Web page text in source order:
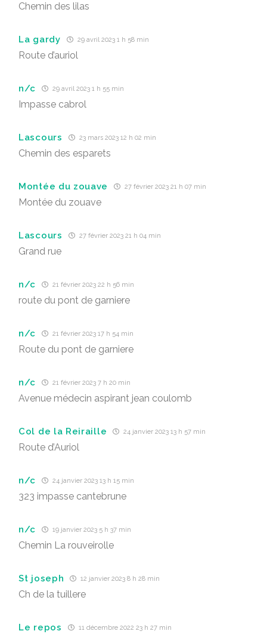
Chemin des lilas
La gardy 29 avril 2023 1 h 58 min
Route d’auriol
n/c 29 avril 2023 1 h 55 min
Impasse cabrol
Lascours 23 mars 2023 12 h 02 min
Chemin des esparets
Montée du zouave 27 février 2023 21 h 07 min
Montée du zouave
Lascours 27 février 2023 21 h 04 min
Grand rue
n/c 21 février 2023 22 h 56 min
route du pont de garniere
n/c 21 février 2023 17 h 54 min
Route du pont de garniere
n/c 21 février 2023 7 h 20 min
Avenue médecin aspirant jean coulomb
Col de la Reiraille 24 janvier 2023 13 h 57 min
Route d’Auriol
n/c 24 janvier 2023 13 h 15 min
323 impasse cantebrune
n/c 19 janvier 2023 5 h 37 min
Chemin La rouveirolle
St joseph 12 janvier 2023 8 h 28 min
Ch de la tuillere
Le repos 11 décembre 2022 23 h 27 min